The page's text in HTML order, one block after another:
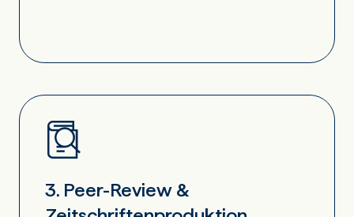
3. Peer-Review &